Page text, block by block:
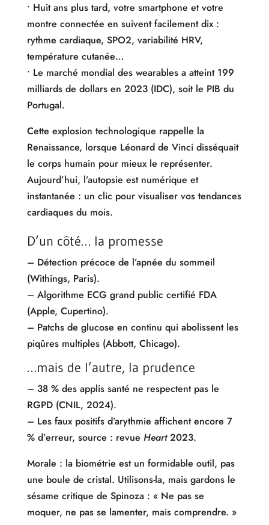
• Huit ans plus tard, votre smartphone et votre
montre connectée en suivent facilement dix :
rythme cardiaque, SPO2, variabilité HRV,
température cutanée…
• Le marché mondial des wearables a atteint 199
milliards de dollars en 2023 (IDC), soit le PIB du
Portugal.
Cette explosion technologique rappelle la
Renaissance, lorsque Léonard de Vinci disséquait
le corps humain pour mieux le représenter.
Aujourd’hui, l’autopsie est numérique et
instantanée : un clic pour visualiser vos tendances
cardiaques du mois.
D’un côté… la promesse
– Détection précoce de l’apnée du sommeil
(Withings, Paris).
– Algorithme ECG grand public certifié FDA
(Apple, Cupertino).
– Patchs de glucose en continu qui abolissent les
piqûres multiples (Abbott, Chicago).
…mais de l’autre, la prudence
– 38 % des applis santé ne respectent pas le
RGPD (CNIL, 2024).
– Les faux positifs d’arythmie affichent encore 7
% d’erreur, source : revue Heart2023.
Morale : la biométrie est un formidable outil, pas
une boule de cristal. Utilisons-la, mais gardons le
sésame critique de Spinoza : « Ne pas se
moquer, ne pas se lamenter, mais comprendre. »